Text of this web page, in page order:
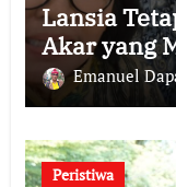
Lansia
Akar yang
Emanuel
Peristiwa